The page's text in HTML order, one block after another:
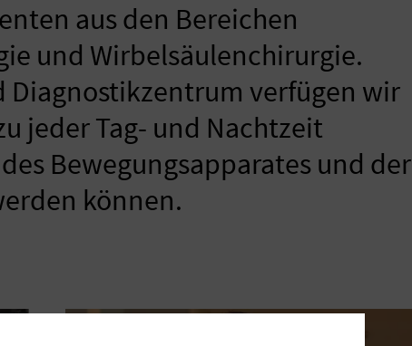
aus den Bereichen
und Wirbelsäulenchirurgie.
Diagnostikzentrum verfügen wir
jeder Tag- und Nachtzeit
Bewegungsapparates und der
können.